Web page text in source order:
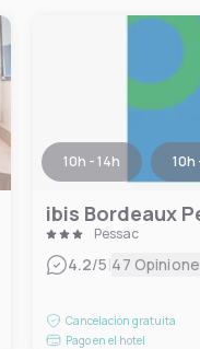
10h - 14h 10h
ibis Bordeaux
Pessac
4.2/5|47
Cancelación gratuita
Pago en el hotel